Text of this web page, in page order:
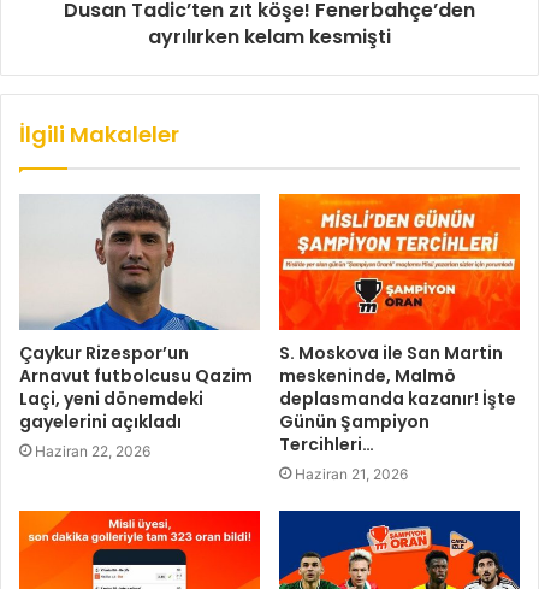
Dusan Tadic’ten zıt köşe! Fenerbahçe’den
ayrılırken kelam kesmişti
İlgili Makaleler
Çaykur Rizespor’un
Arnavut futbolcusu Qazim
Laçi, yeni dönemdeki
gayelerini açıkladı
Haziran 22, 2026
S. Moskova ile San Martin
meskeninde, Malmö
deplasmanda kazanır! İşte
Günün Şampiyon
Tercihleri…
Haziran 21, 2026